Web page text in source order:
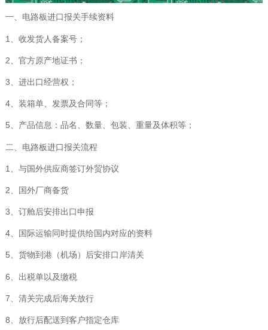
一、电路板进口报关手续资料
1、收发货人备案号；
2、官方原产地证书；
3、进出口经营权；
4、装箱单、发票及合同等；
5、产品信息：品名、数量、包装、重量及体积等；
二、电路板进口报关流程
1、与国外供应商签订外贸协议
2、国外厂商备货
3、订舱后安排出口申报
4、国际运输同时提供给国内对应的资料
5、货物到港（机场）后安排口岸清关
6、出税单以及缴税
7、清关完成后海关放行
8、放行后配送到客户指定仓库